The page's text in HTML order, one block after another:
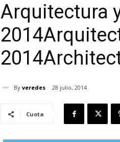
Arquitectura
2014
2014
By veredes 28 julio, 2014
Cuota